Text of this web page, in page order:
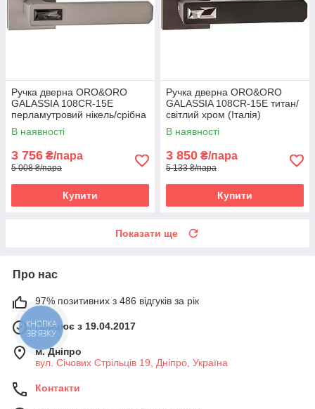
Ручка дверна ORO&ORO
GALASSIA 108СR-15E
перламутровий нікель/срібна
ніч (Італія)
В наявності
3 756 ₴/пара
5 008 ₴/пара
Купити
Ручка дверна ORO&ORO
GALASSIA 108СR-15E титан/
світлий хром (Італія)
В наявності
3 850 ₴/пара
5 133 ₴/пара
Купити
Показати ще
Про нас
97% позитивних з 486 відгуків за рік
Працює з 19.04.2017
м. Дніпро
вул. Січових Стрільців 19, Дніпро, Україна
Контакти
КНОПКА
ЗВ'ЯЗКУ